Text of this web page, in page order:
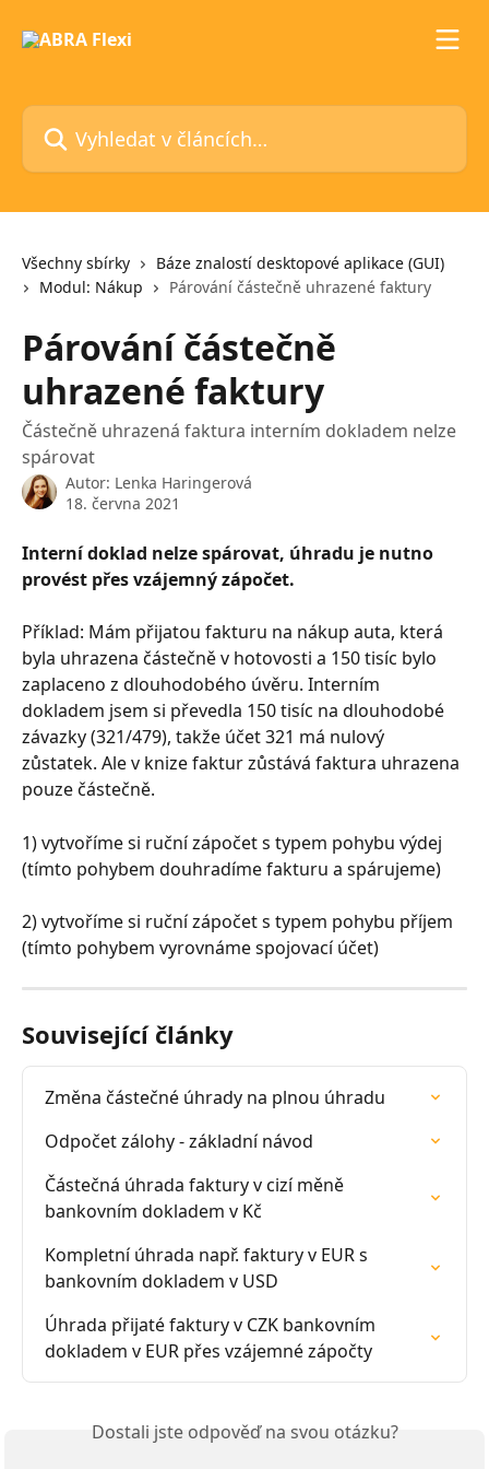
Vyhledat v článcích…
Všechny sbírky
Báze znalostí desktopové aplikace (GUI)
Modul: Nákup
Párování částečně uhrazené faktury
Párování částečně
uhrazené faktury
Částečně uhrazená faktura interním dokladem nelze
spárovat
Autor: Lenka Haringerová
18. června 2021
Interní doklad nelze spárovat, úhradu je nutno
provést přes vzájemný zápočet.
Příklad: Mám přijatou fakturu na nákup auta, která
byla uhrazena částečně v hotovosti a 150 tisíc bylo
zaplaceno z dlouhodobého úvěru. Interním
dokladem jsem si převedla 150 tisíc na dlouhodobé
závazky (321/479), takže účet 321 má nulový
zůstatek. Ale v knize faktur zůstává faktura uhrazena
pouze částečně.
1) vytvoříme si ruční zápočet s typem pohybu výdej
(tímto pohybem douhradíme fakturu a spárujeme)
2) vytvoříme si ruční zápočet s typem pohybu příjem
(tímto pohybem vyrovnáme spojovací účet)
Související články
Změna částečné úhrady na plnou úhradu
Odpočet zálohy - základní návod
Částečná úhrada faktury v cizí měně
bankovním dokladem v Kč
Kompletní úhrada např. faktury v EUR s
bankovním dokladem v USD
Úhrada přijaté faktury v CZK bankovním
dokladem v EUR přes vzájemné zápočty
Dostali jste odpověď na svou otázku?